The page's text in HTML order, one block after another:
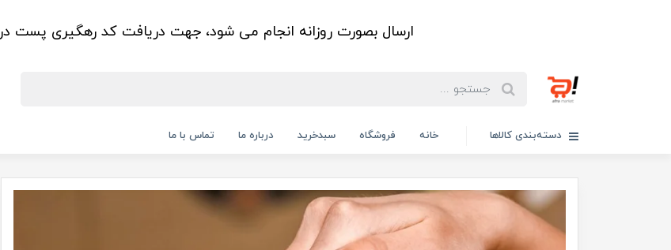
ارسال بصورت روزانه انجام می شود، جهت دریافت کد رهگیری پست در
دسته‌بندی کالاها خانه فروشگاه سبدخرید درباره ما تماس با ما